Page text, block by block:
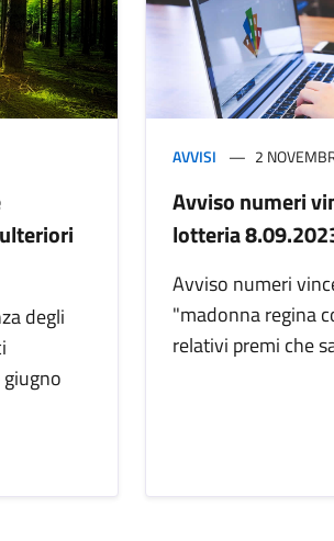
degli
AVVISI 2
Avviso numeri
lotteria
Avviso numeri
"madonna regina
relativi premi che